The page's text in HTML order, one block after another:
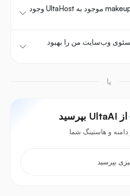
آیا امکان انتقال دامنه .makeup موجود به UltaHost وجود
چگونه دامنه .makeup سئوی وب‌سایت من را بهبود
یا
از UltaAI بپرسید
و هاستینگ شما